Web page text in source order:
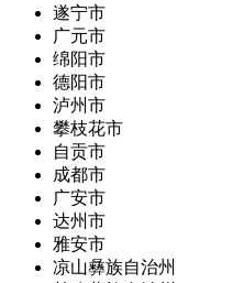
遂宁市
广元市
绵阳市
德阳市
泸州市
攀枝花市
自贡市
成都市
广安市
达州市
雅安市
凉山彝族自治州